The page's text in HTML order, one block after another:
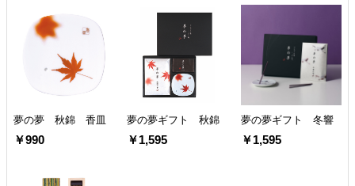
夢の夢 秋錦 香皿
￥990
夢の夢ギフト 秋錦
￥1,595
夢の夢ギフト 冬響
￥1,595